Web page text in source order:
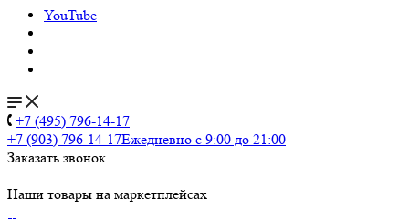
YouTube
+7 (495) 796-14-17
+7 (903) 796-14-17Ежедневно с 9:00 до 21:00
Заказать звонок
Наши товары на маркетплейсах